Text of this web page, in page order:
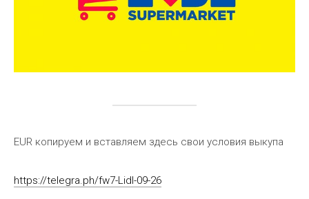
EUR копируем и вставляем здесь свои условия выкупа
https://telegra.ph/fw7-Lidl-09-26